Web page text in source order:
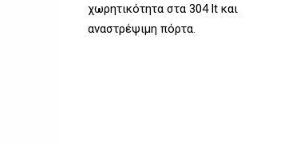
χωρητικότητα στα 304 lt και
αναστρέψιμη πόρτα.